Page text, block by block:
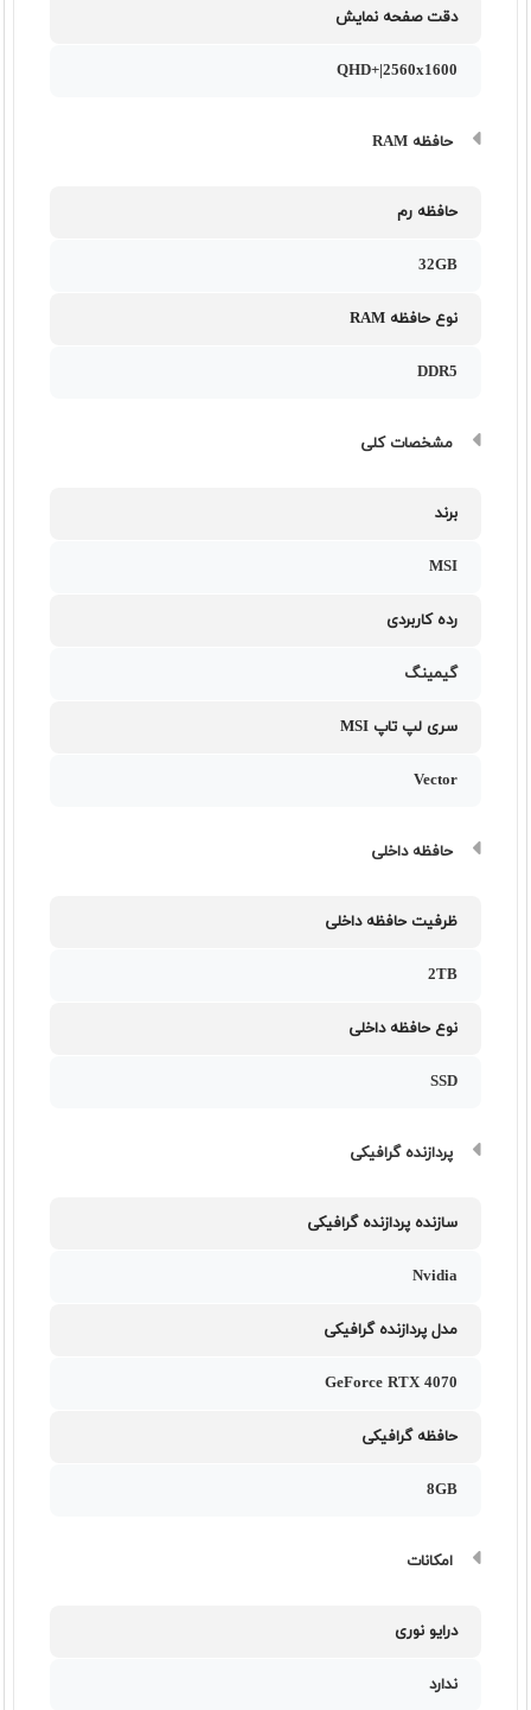
دقت صفحه نمایش
QHD+|2560x1600
حافظه RAM
حافظه رم
32GB
نوع حافظه RAM
DDR5
مشخصات کلی
برند
MSI
رده کاربردی
گیمینگ
سری لپ تاپ MSI
Vector
حافظه داخلی
ظرفیت حافظه داخلی
2TB
نوع حافظه داخلی
SSD
پردازنده گرافیکی
سازنده پردازنده گرافیکی
Nvidia
مدل پردازنده گرافیکی
GeForce RTX 4070
حافظه گرافیکی
8GB
امکانات
درایو نوری
ندارد